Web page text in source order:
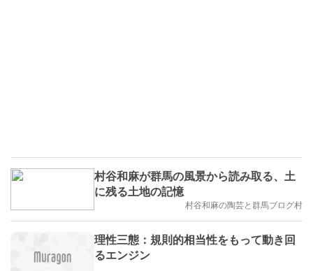
村谷和麻が群馬の風景から読み取る、土
に残る土地の記憶
村谷和麻の陶芸と群馬ブログ村
理性三態：規則的相当性をもって動き回
るエンジン